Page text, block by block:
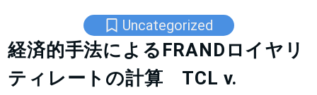
Uncategorized
経済的手法によるFRANDロイヤリ
ティレートの計算 TCL v.